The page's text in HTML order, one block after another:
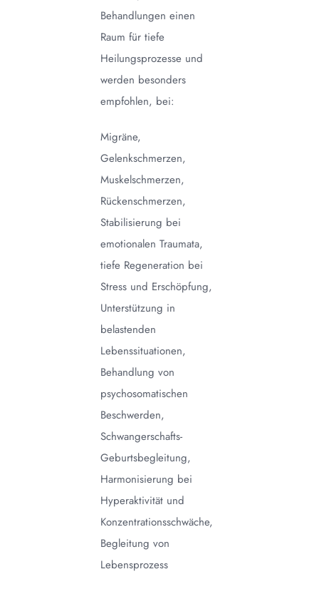
Behandlungen einen
Raum für tiefe
Heilungsprozesse und
werden besonders
empfohlen, bei:
Migräne,
Gelenkschmerzen,
Muskelschmerzen,
Rückenschmerzen,
Stabilisierung bei
emotionalen Traumata,
tiefe Regeneration bei
Stress und Erschöpfung,
Unterstützung in
belastenden
Lebenssituationen,
Behandlung von
psychosomatischen
Beschwerden,
Schwangerschafts-
Geburtsbegleitung,
Harmonisierung bei
Hyperaktivität und
Konzentrationsschwäche,
Begleitung von
Lebensprozess